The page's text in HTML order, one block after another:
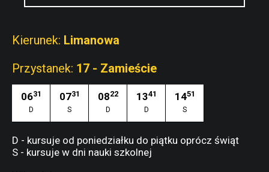
Kierunek: Limanowa
Przystanek: 17 - Zamieście
0631
D
0731
S
0822
D
1341
D
1451
S
D - kursuje od poniedziałku do piątku oprócz świąt
S - kursuje w dni nauki szkolnej